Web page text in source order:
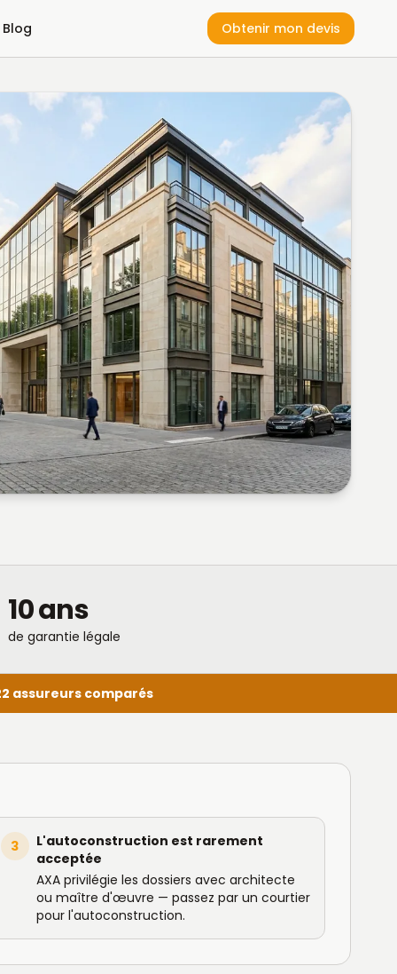
Blog Obtenir mon devis
10 ans
de garantie légale
assureurs comparés
3
L'autoconstruction est rarement
acceptée
AXA privilégie les dossiers avec architecte
ou maître d'œuvre — passez par un courtier
pour l'autoconstruction.